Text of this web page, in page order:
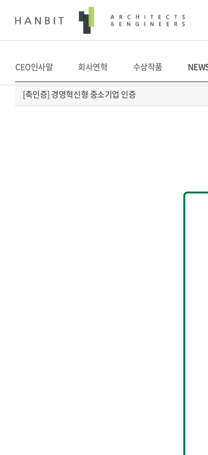
CEO인사말 회사연혁 수상작품
[축인증] 경영혁신형 중소기업 인증